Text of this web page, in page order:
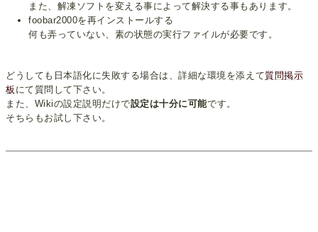
また、解凍ソフトを変える事によって解決する事もあります。
foobar2000を再インストールする
何も弄っていない、素の状態の実行ファイルが必要です。
どうしても日本語化に失敗する場合は、詳細な環境を添えて質問掲示
板 にて質問して下さい。
また、Wikiの設定説明だけで設定は十分に可能です。
そちらもお試し下さい。